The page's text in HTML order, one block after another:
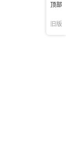
顶部
旧版